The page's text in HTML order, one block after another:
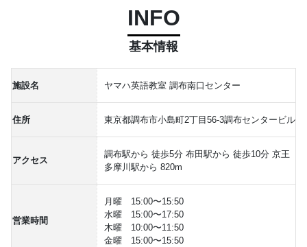
INFO
基本情報
施設名 ヤマハ英語教室 調布南口センター
住所 東京都調布市小島町2丁目56-3調布センタービル
アクセス
調布駅から 徒歩5分 布田駅から 徒歩10分 京王
多摩川駅から 820m
営業時間
月曜 15:00〜15:50
水曜 15:00〜17:50
木曜 10:00〜11:50
金曜 15:00〜15:50